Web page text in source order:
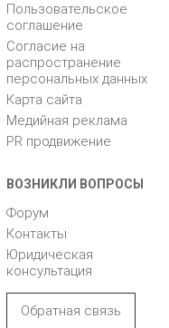
Пользовательское
соглашение
Согласие на
распространение
персональных данных
Карта сайта
Медийная реклама
PR продвижение
ВОЗНИКЛИ ВОПРОСЫ
Форум
Контакты
Юридическая
консультация
Обратная связь